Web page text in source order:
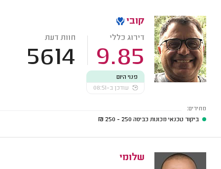
קובי
דירוג כללי
9.85
חוות דעת
5614
פנוי היום
עודכן ב-08:51
מחירים:
ביקור טכנאי מכונות כביסה 250 - 250
₪
שלומי